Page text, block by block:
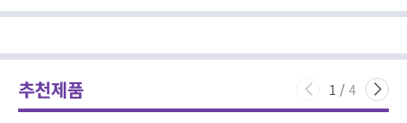
추천제품 1 / 4